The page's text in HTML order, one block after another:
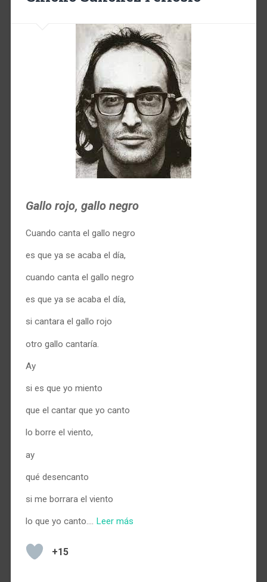
Gallo rojo, gallo negro
Cuando canta el gallo negro
es que ya se acaba el día,
cuando canta el gallo negro
es que ya se acaba el día,
si cantara el gallo rojo
otro gallo cantaría.
Ay
si es que yo miento
que el cantar que yo canto
lo borre el viento,
ay
qué desencanto
si me borrara el viento
lo que yo canto.… Leer más
+15